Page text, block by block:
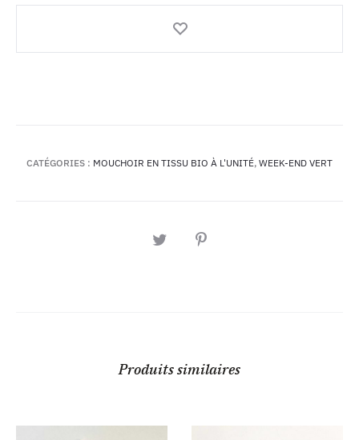
Agrumes
CATÉGORIES : MOUCHOIR EN TISSU BIO À L'UNITÉ, WEEK-END VERT
PARTAGER
Produits similaires